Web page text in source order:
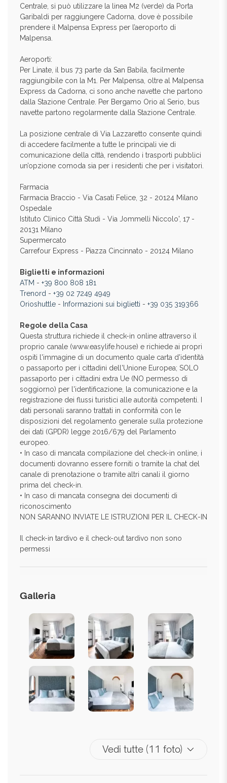
Centrale, si può utilizzare la linea M2 (verde) da Porta
Garibaldi per raggiungere Cadorna, dove è possibile
prendere il Malpensa Express per l’aeroporto di
Malpensa.
Aeroporti:
Per Linate, il bus 73 parte da San Babila, facilmente
raggiungibile con la M1. Per Malpensa, oltre al Malpensa
Express da Cadorna, ci sono anche navette che partono
dalla Stazione Centrale. Per Bergamo Orio al Serio, bus
navette partono regolarmente dalla Stazione Centrale.
La posizione centrale di Via Lazzaretto consente quindi
di accedere facilmente a tutte le principali vie di
comunicazione della città, rendendo i trasporti pubblici
un’opzione comoda sia per i residenti che per i visitatori.
Farmacia
Farmacia Braccio - Via Casati Felice, 32 - 20124 Milano
Ospedale
Istituto Clinico Città Studi - Via Jommelli Niccolo', 17 -
20131 Milano
Supermercato
Carrefour Express - Piazza Cincinnato - 20124 Milano
Biglietti e informazioni
ATM - +39 800 808 181
Trenord - +39 02 7249 4949
Orioshuttle - Informazioni sui biglietti - +39 035 319366
Regole della Casa
Questa struttura richiede il check-in online attraverso il
proprio canale (www.easylife.house) e richiede ai propri
ospiti l'immagine di un documento quale carta d'identità
o passaporto per i cittadini dell'Unione Europea; SOLO
passaporto per i cittadini extra Ue (NO permesso di
soggiorno) per l'identificazione, la comunicazione e la
registrazione dei flussi turistici alle autorità competenti. I
dati personali saranno trattati in conformità con le
disposizioni del regolamento generale sulla protezione
dei dati (GPDR) legge 2016/679 del Parlamento
europeo.
• In caso di mancata compilazione del check-in online, i
documenti dovranno essere forniti o tramite la chat del
canale di prenotazione o tramite altri canali il giorno
prima del check-in.
• In caso di mancata consegna dei documenti di
riconoscimento
NON SARANNO INVIATE LE ISTRUZIONI PER IL CHECK-IN
Il check-in tardivo e il check-out tardivo non sono
permessi
Galleria
Vedi tutte (11 foto)